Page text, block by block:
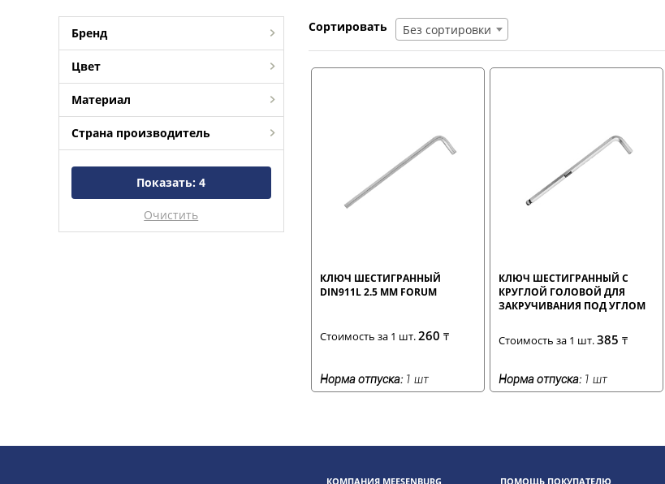
Бренд
Цвет
Материал
Страна производитель
Показать:4
Очистить
Сортировать Без сортировки
КЛЮЧ ШЕСТИГРАННЫЙ
DIN911L 2.5 ММ FORUM
Стоимость за 1 шт.260 ₸
Норма отпуска:1 шт
КЛЮЧ ШЕСТИГРАННЫЙ С
КРУГЛОЙ ГОЛОВОЙ ДЛЯ
ЗАКРУЧИВАНИЯ ПОД УГЛОМ
Стоимость за 1 шт.385 ₸
Норма отпуска:1 шт
КОМПАНИЯ MEESENBURG ПОМОЩЬ ПОКУПАТЕЛЮ